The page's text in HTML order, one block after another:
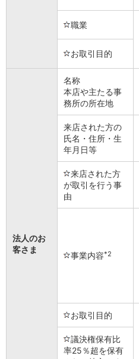
デビットカード
インターネットバンキング
イオン銀行アプリTOP
イオン銀行PayB
イオングループアプリ
支払・入金・サービス
TOP
口座振替サービス
自動入金サービス
WEB即時決済サービス
スマホ決済アプリ
サービス
Myステージ
相続・税務のご相談
その他サービス
職業
お取引目的
法人のお
客さま
名称
本店や主たる事
務所の所在地
来店された方の
氏名・住所・生
年月日等
来店された方
が取引を行う事
由
事業内容*2
お取引目的
議決権保有比
率25％超を保有